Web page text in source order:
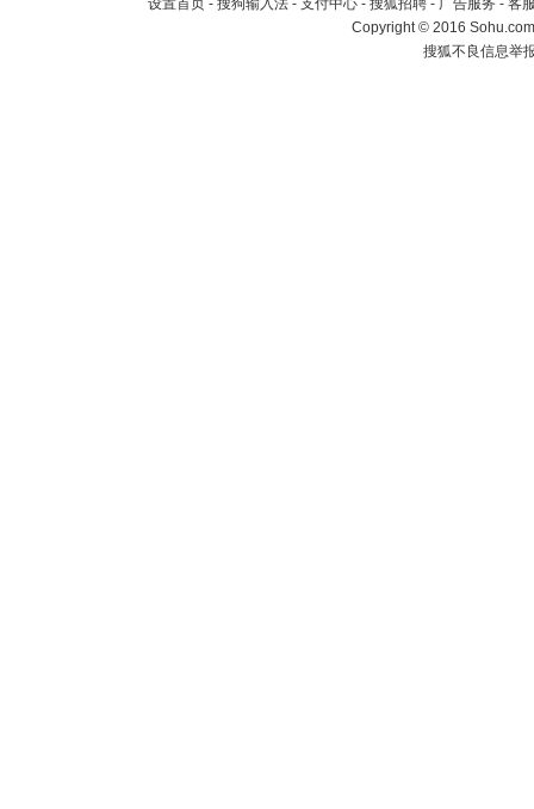
设置首页 - 搜狗输入法 - 支付中心 - 搜狐招聘 - 广告服务 - 客
Copyright©2016
搜狐不良信息举